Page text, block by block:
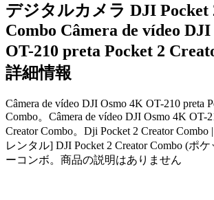
デジタルカメラ DJI Pocket
Combo Câmera de vídeo
OT-210 preta Pocket 2
詳細情報
Câmera de vídeo DJI Osmo 4K OT-210 preta
Combo。Câmera de vídeo DJI Osmo 4K OT-
Creator Combo。Dji Pocket 2 Creator Combo |
レンタル] DJI Pocket 2 Creator Combo (ポ
ーコンボ。商品の説明はありません